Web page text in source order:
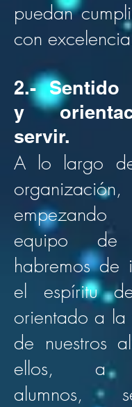
puedan
con
2.- Sentido
y
servir.
A lo largo
organización,
equipo de
habremos de
el espíritu
orientado a la
de nuestros
ellos, a
alumnos,